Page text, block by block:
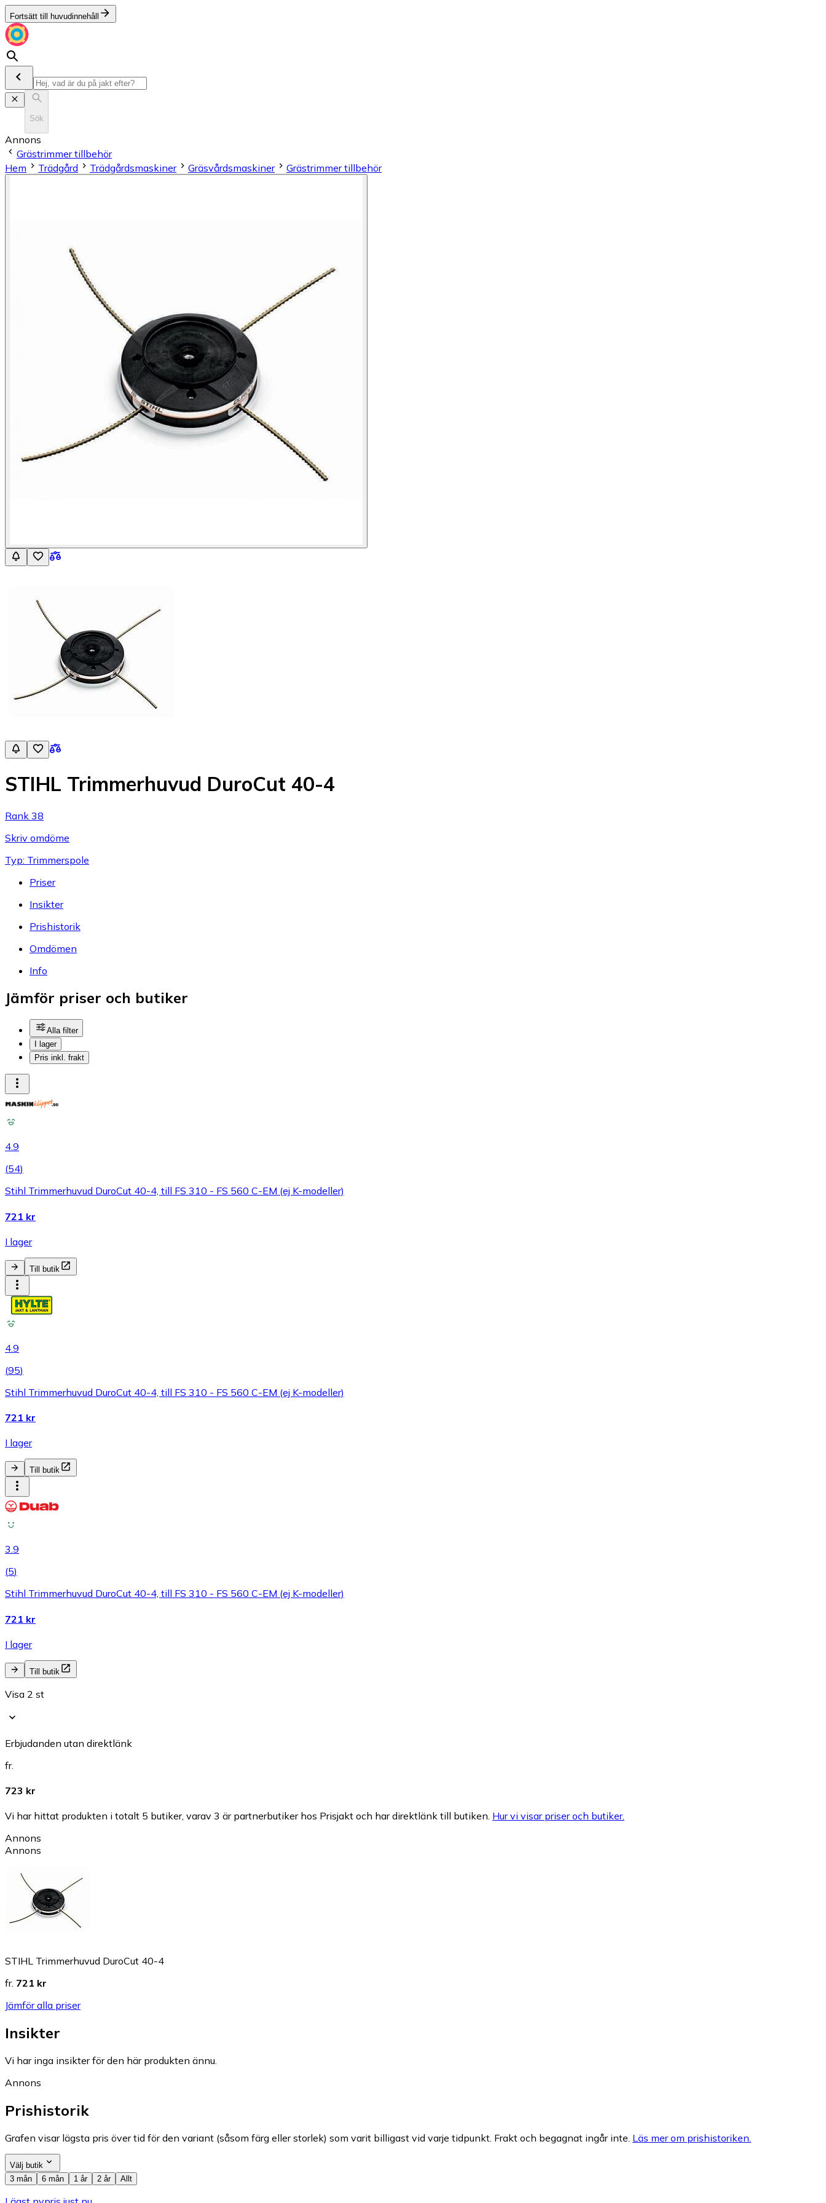
Fortsätt till huvudinnehåll
Sök
Annons
Grästrimmer tillbehör
Hem
Trädgård Trädgårdsmaskiner Gräsvårdsmaskiner Grästrimmer tillbehör
STIHL Trimmerhuvud DuroCut 40-4
Rank 38
Skriv omdöme
Typ: Trimmerspole
Priser
Insikter
Prishistorik
Omdömen
Info
Jämför priser och butiker
Alla filter
I lager
Pris inkl. frakt
4.9
(54)
Stihl Trimmerhuvud DuroCut 40-4, till FS 310 - FS 560 C-EM (ej K-modeller)
721 kr
I lager
Till butik
4.9
(95)
Stihl Trimmerhuvud DuroCut 40-4, till FS 310 - FS 560 C-EM (ej K-modeller)
721 kr
I lager
Till butik
3.9
(5)
Stihl Trimmerhuvud DuroCut 40-4, till FS 310 - FS 560 C-EM (ej K-modeller)
721 kr
I lager
Till butik
Visa 2 st
Erbjudanden utan direktlänk
fr.
723 kr
Vi har hittat produkten i totalt 5 butiker, varav 3 är partnerbutiker hos Prisjakt och har direktlänk till butiken. Hur vi visar priser och butiker.
Annons
Annons
STIHL Trimmerhuvud DuroCut 40-4
fr. 721 kr
Jämför alla priser
Insikter
Vi har inga insikter för den här produkten ännu.
Annons
Prishistorik
Grafen visar lägsta pris över tid för den variant (såsom färg eller storlek) som varit billigast vid varje tidpunkt. Frakt och begagnat ingår inte. Läs mer om prishistoriken.
Välj butik
3 mån
6 mån 1 år 2 år Allt